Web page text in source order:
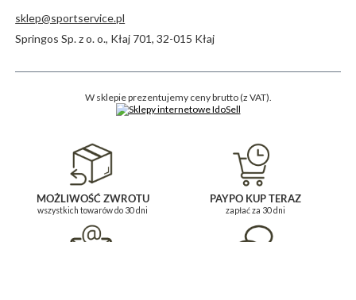
sklep@sportservice.pl
Springos Sp. z o. o., Kłaj 701,32-015 Kłaj
W sklepie prezentujemy ceny brutto (z VAT).
MOŻLIWOŚĆ ZWROTU
wszystkich towarów do 30 dni
PAYPO KUP TERAZ
zapłać za 30 dni